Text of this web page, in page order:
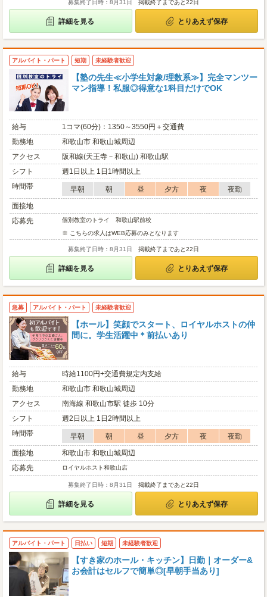
募集終了日時：8月31日 掲載終了まであと22日
詳細を見る とりあえず保存
アルバイト・パート 短期 未経験者歓迎
【塾の先生≪小学生対象/理数系≫】完全マンツー
マン指導！私服◎得意な1科目だけでOK
給与
1コマ(60分)：1350～3550円＋交通費
勤務地
和歌山市 和歌山城周辺
アクセス
阪和線(天王寺－和歌山) 和歌山駅
シフト
週1日以上 1日1時間以上
時間帯
早朝 朝 昼 夕方 夜
夜勤
面接地
応募先
個別教室のトライ 和歌山駅前校
※ こちらの求人はWEB応募のみとなります
募集終了日時：8月31日 掲載終了まであと22日
詳細を見る とりあえず保存
急募 アルバイト・パート 未経験者歓迎
【ホール】笑顔でスタート、ロイヤルホストの仲
間に。学生活躍中＊前払いあり
給与
時給1100円+交通費規定内支給
勤務地
和歌山市 和歌山城周辺
アクセス
南海線 和歌山市駅 徒歩 10分
シフト
週2日以上 1日2時間以上
時間帯
早朝 朝 昼 夕方 夜
夜勤
面接地
和歌山市 和歌山城周辺
応募先
ロイヤルホスト和歌山店
募集終了日時：8月31日 掲載終了まであと22日
詳細を見る とりあえず保存
アルバイト・パート 日払い 短期 未経験者歓迎
【すき家のホール・キッチン】日勤｜オーダー&
お会計はセルフで簡単◎[早朝手当あり]